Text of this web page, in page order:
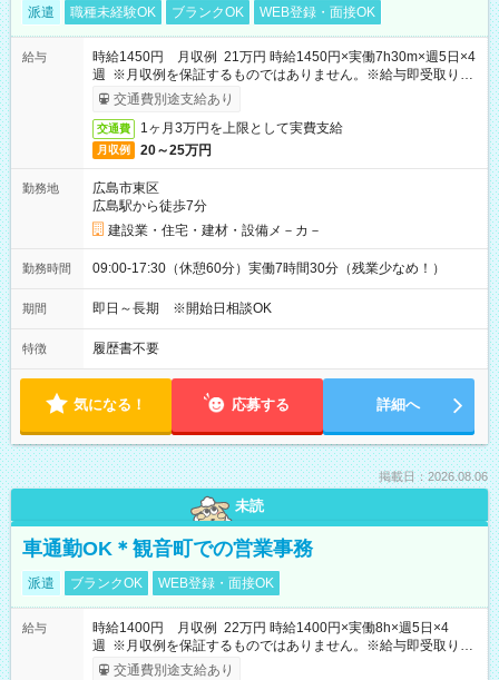
派遣 職種未経験OK ブランクOK WEB登録・面接OK
給与
時給1450円 月収例 21万円 時給1450円×実働7h30m×週5日×4
週 ※月収例を保証するものではありません。※給与即受取りサ
ービス利用可（利用条件有）
交通費別途支給あり
交通費 1ヶ月3万円を上限として実費支給
月収例 20～25万円
勤務地
広島市東区
広島駅から徒歩7分
建設業・住宅・建材・設備メ－カ－
勤務時間 09:00-17:30（休憩60分）実働7時間30分（残業少なめ！）
期間 即日～長期 ※開始日相談OK
特徴 履歴書不要
気になる！ 応募する 詳細へ
掲載日：2026.08.06
未読
車通勤OK＊観音町での営業事務
派遣 ブランクOK WEB登録・面接OK
給与
時給1400円 月収例 22万円 時給1400円×実働8h×週5日×4
週 ※月収例を保証するものではありません。※給与即受取りサ
ービス利用可（利用条件有）
交通費別途支給あり